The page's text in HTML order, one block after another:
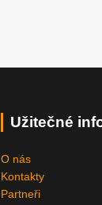
Užitečné
O nás
Kontakty
Partneři